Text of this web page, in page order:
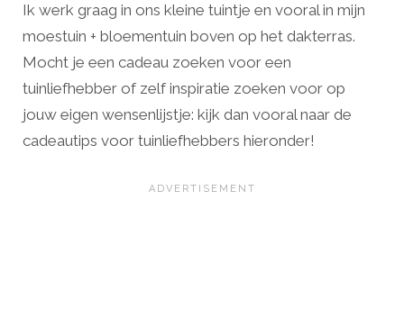
Ik werk graag in ons kleine tuintje en vooral in mijn
moestuin + bloementuin boven op het dakterras.
Mocht je een cadeau zoeken voor een
tuinliefhebber of zelf inspiratie zoeken voor op
jouw eigen wensenlijstje: kijk dan vooral naar de
cadeautips voor tuinliefhebbers hieronder!